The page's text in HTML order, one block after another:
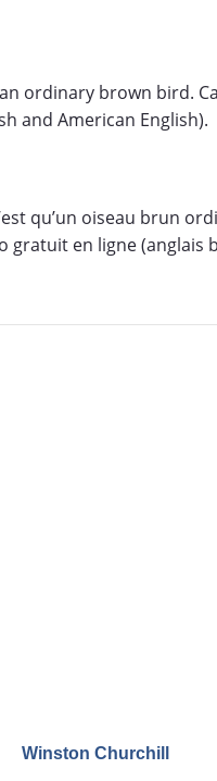
ordinary brown bird.
and American English).
qu’un oiseau brun
gratuit en ligne
Winston Churchill